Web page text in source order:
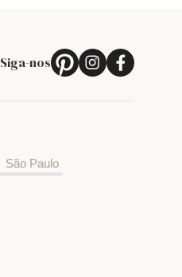
Siga-nos
São Paulo